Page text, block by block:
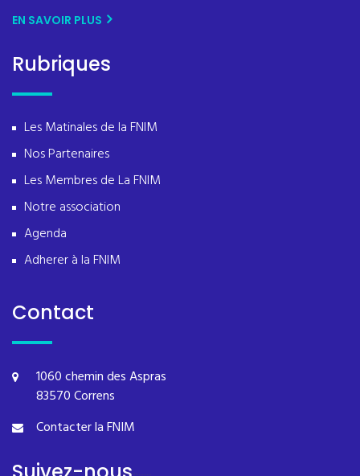
EN SAVOIR PLUS
Rubriques
Les Matinales de la FNIM
Nos Partenaires
Les Membres de La FNIM
Notre association
Agenda
Adherer à la FNIM
Contact
1060 chemin des Aspras
83570 Correns
Contacter la FNIM